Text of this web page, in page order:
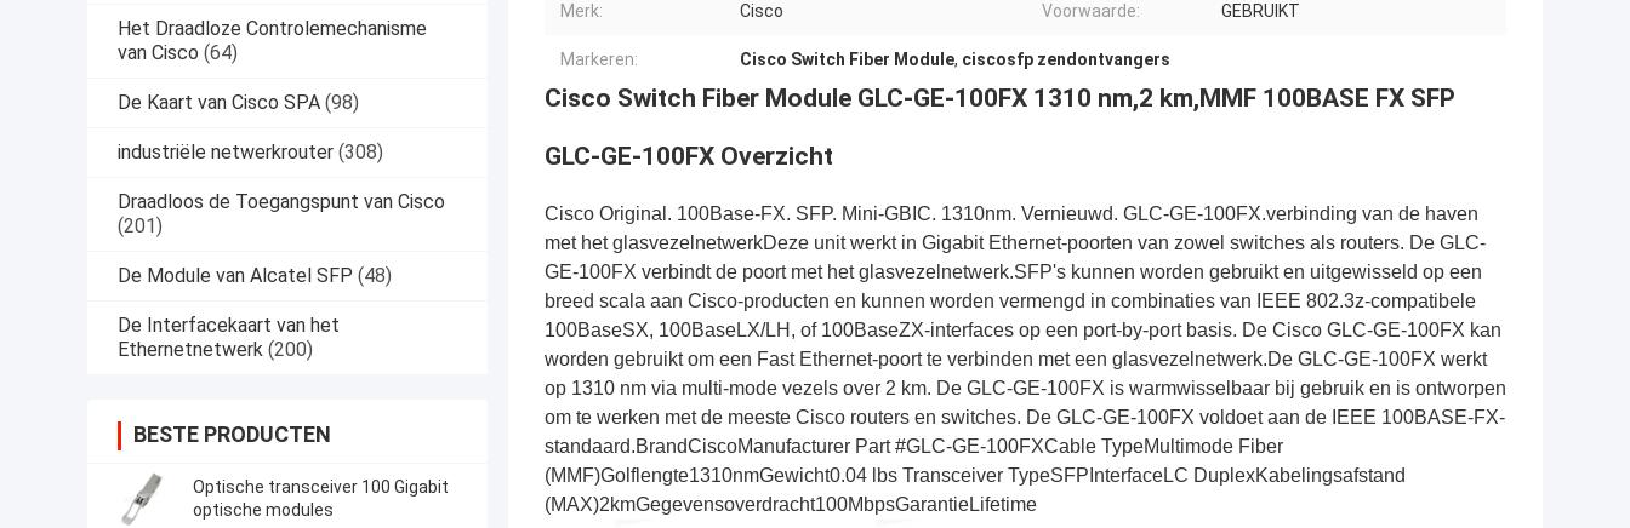
Het Draadloze Controlemechanisme
van Cisco (64)
De Kaart van Cisco SPA (98)
industriële netwerkrouter (308)
Draadloos de Toegangspunt van Cisco
(201)
De Module van Alcatel SFP (48)
De Interfacekaart van het
Ethernetnetwerk (200)
BESTE PRODUCTEN
Optische transceiver 100 Gigabit
optische modules
Merk: Cisco Voorwaarde: GEBRUIKT
Markeren: Cisco Switch Fiber Module, ciscosfp zendontvangers
Cisco Switch Fiber Module GLC-GE-100FX 1310 nm,2 km,MMF 100BASE FX SFP
GLC-GE-100FX Overzicht
Cisco Original. 100Base-FX. SFP. Mini-GBIC. 1310nm. Vernieuwd. GLC-GE-100FX.verbinding van de haven
met het glasvezelnetwerkDeze unit werkt in Gigabit Ethernet-poorten van zowel switches als routers. De GLC-
GE-100FX verbindt de poort met het glasvezelnetwerk.SFP's kunnen worden gebruikt en uitgewisseld op een
breed scala aan Cisco-producten en kunnen worden vermengd in combinaties van IEEE 802.3z-compatibele
100BaseSX, 100BaseLX/LH, of 100BaseZX-interfaces op een port-by-port basis. De Cisco GLC-GE-100FX kan
worden gebruikt om een Fast Ethernet-poort te verbinden met een glasvezelnetwerk.De GLC-GE-100FX werkt
op 1310 nm via multi-mode vezels over 2 km. De GLC-GE-100FX is warmwisselbaar bij gebruik en is ontworpen
om te werken met de meeste Cisco routers en switches. De GLC-GE-100FX voldoet aan de IEEE 100BASE-FX-
standaard.BrandCiscoManufacturer Part #GLC-GE-100FXCable TypeMultimode Fiber
(MMF)Golflengte1310nmGewicht0.04 lbs Transceiver TypeSFPInterfaceLC DuplexKabelingsafstand
(MAX)2kmGegevensoverdracht100MbpsGarantieLifetime